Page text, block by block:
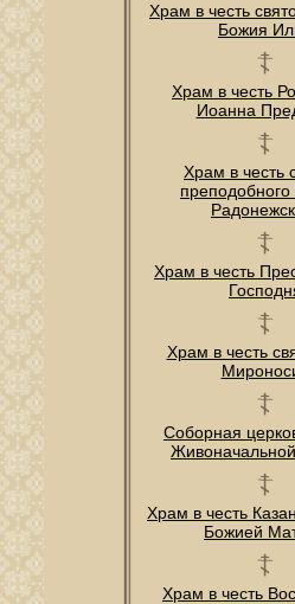
Храм в честь
Божия
Храм в честь
Иоанна
Храм в честь
преподобного
Храм в честь
Храм в честь
Соборная
Храм в честь
Божией
Храм в честь